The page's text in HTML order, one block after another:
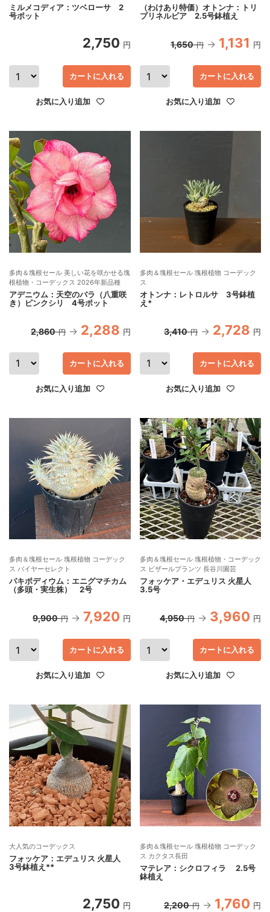
ミルメコディア：ツベローサ 2
号ポット
2,750 円
カートに入れる
お気に入り追加
（わけあり特価）オトンナ：トリ
プリネルビア 2.5号鉢植え
1,650 円 1,131 円
カートに入れる
お気に入り追加
多肉＆塊根セール 美しい花を咲かせる塊
根植物・コーデックス 2026年新品種
アデニウム：天空のバラ（八重咲
き）ピンクシリ 4号ポット
2,860 円 2,288 円
カートに入れる
お気に入り追加
多肉＆塊根セール 塊根植物 コーデック
ス
オトンナ：レトロルサ 3号鉢植
え*
3,410 円 2,728 円
カートに入れる
お気に入り追加
多肉＆塊根セール 塊根植物 コーデック
ス バイヤーセレクト
パキポディウム：エニグマチカム
（多頭・実生株） 2号
9,900 円 7,920 円
カートに入れる
お気に入り追加
多肉＆塊根セール 塊根植物・コーデック
ス ビザールプランツ 長谷川園芸
フォッケア・エデュリス 火星人
3.5号
4,950 円 3,960 円
カートに入れる
お気に入り追加
大人気のコーデックス
フォッケア：エデュリス 火星人
3号鉢植え**
2,750 円
多肉＆塊根セール 塊根植物 コーデック
ス カクタス長田
マテレア：シクロフィラ 2.5号
鉢植え
2,200 円 1,760 円